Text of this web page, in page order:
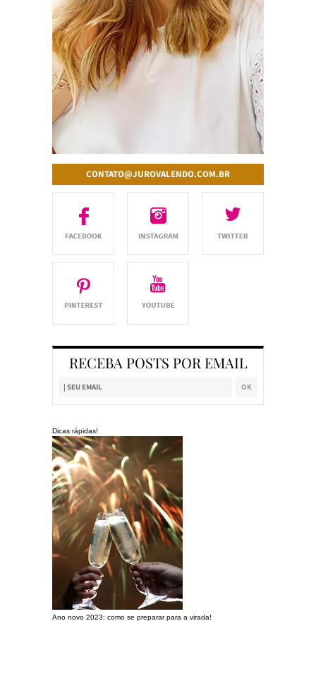
CONTATO@JUROVALENDO.COM.BR
RECEBA POSTS POR EMAIL
Dicas rápidas!
Ano novo 2023: como se preparar para a virada!